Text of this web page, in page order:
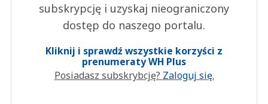
subskrypcję i uzyskaj nieograniczony
dostęp do naszego portalu.
Kliknij i sprawdź wszystkie korzyści z
prenumeraty WH Plus
Posiadasz subskrybcję? Zaloguj się.